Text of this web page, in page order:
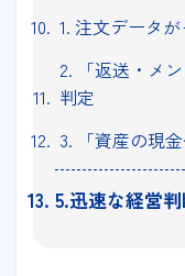
1. 注文データ
2. 「返送・メ
判定
3. 「資産の現
5.迅速な経営